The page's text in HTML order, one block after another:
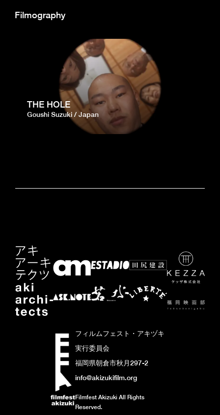
Filmography
THE HOLE
Goushi Suzuki Japan
フィルムフェスト・アキヅキ
実行委員会
福岡県朝倉市秋月297-2
info@akizukifilm.org
Filmfest Akizuki All Rights
Reserved.